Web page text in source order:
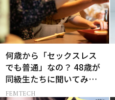
何歳から「セックスレス
でも普通」なの？ 48歳が
同級生たちに聞いてみた
ら…
FEMTECH